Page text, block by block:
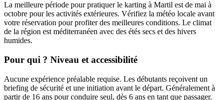
La meilleure période pour pratiquer le karting à Martil est de mai à
octobre pour les activités extérieures. Vérifiez la météo locale avant
votre réservation pour profiter des meilleures conditions. Le climat
de la région est méditerranéen avec des étés secs et des hivers
humides.
Pour qui ? Niveau et accessibilité
Aucune expérience préalable requise. Les débutants reçoivent un
briefing de sécurité et une initiation avant le départ. Généralement à
partir de 16 ans pour conduire seul, dès 6 ans en tant que passager.